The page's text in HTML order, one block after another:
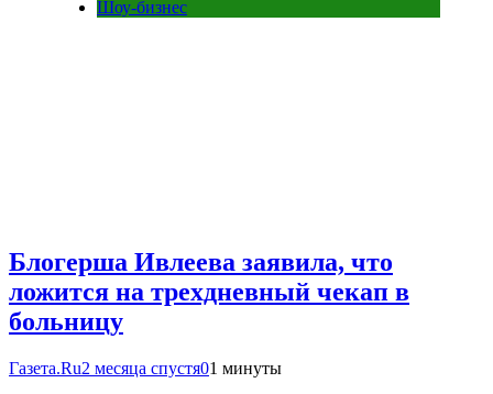
Шоу-бизнес
Блогерша Ивлеева заявила, что
ложится на трехдневный чекап в
больницу
Газета.Ru2 месяца спустя01 минуты